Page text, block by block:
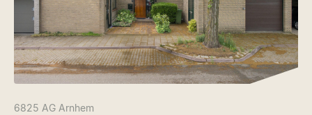
6825 AGArnhem